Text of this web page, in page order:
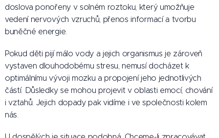
doslova ponořeny v solném roztoku, který umožňuje
vedení nervových vzruchů, přenos informací a tvorbu
buněčné energie.
Pokud děti pijí málo vody a jejich organismus je zároveň
vystaven dlouhodobému stresu, nemusí docházet k
optimálnímu vývoji mozku a propojení jeho jednotlivých
částí. Důsledky se mohou projevit v oblasti emocí, chování
i vztahů. Jejich dopady pak vidíme i ve společnosti kolem
nás.